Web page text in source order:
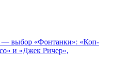
— выбор «Фонтанки»: «Коп-
и «Джек Ричер»,